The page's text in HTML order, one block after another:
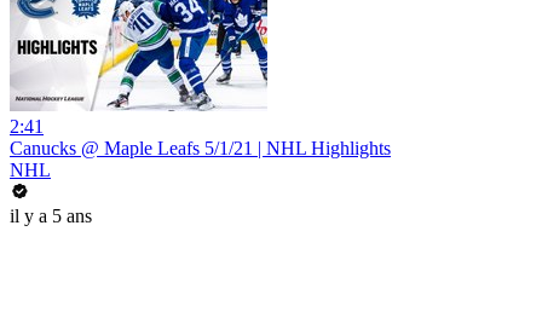
2:41
Canucks @ Maple Leafs 5/1/21 | NHL Highlights
NHL
il y a 5 ans